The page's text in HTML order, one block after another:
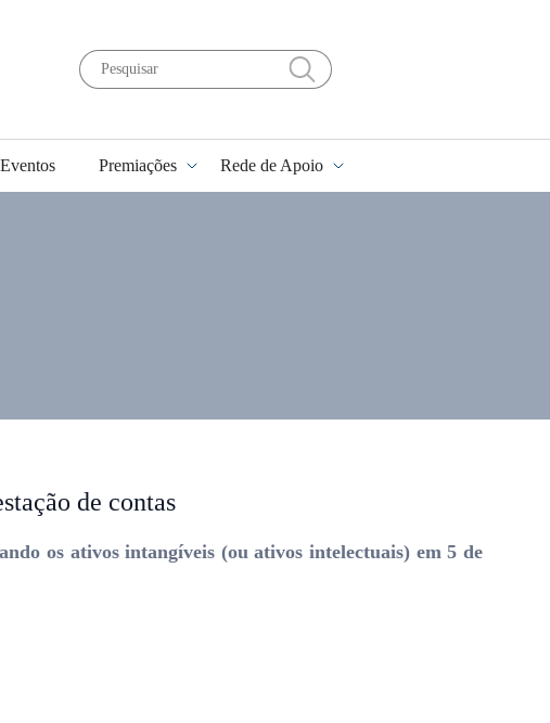
Eventos Premiações Rede de Apoio
de contas
os ativos intangíveis (ou ativos intelectuais) em 5 de